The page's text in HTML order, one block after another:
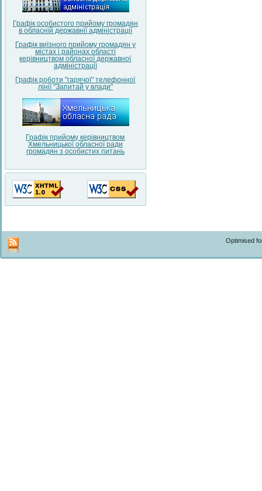
Графік особистого прийому громадян
в обласній державнії адміністрації
Графік виїзного прийому громадян у
містах і районах області
керівництвом обласної державної
адміністрації
Графік роботи "гарячої" телефонної
лінії "Запитай у влади"
Графік прийому керівництвом
Хмельницької обласної ради
громадян з особистих питань
Optimised